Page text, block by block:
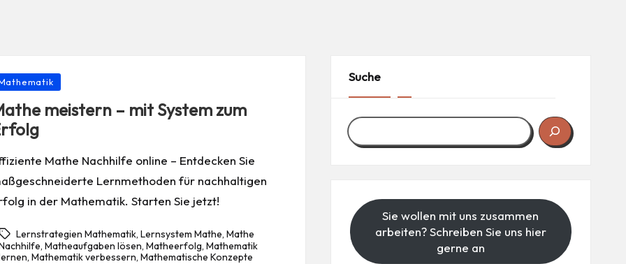
meistern – mit System zum
Mathe Nachhilfe online – Entdecken Sie
Lernmethoden für nachhaltigen
in der Mathematik. Starten Sie jetzt!
Lernstrategien Mathematik,Lernsystem Mathe,Mathe
,Matheaufgaben lösen,Matheerfolg,Mathematik
,Mathematik verbessern,Mathematische Konzepte
Suche
Sie wollen mit uns zusammen
arbeiten? Schreiben Sie uns hier
gerne an